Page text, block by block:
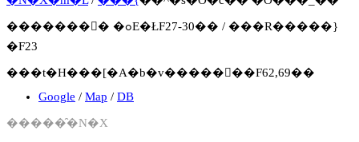
�������񍐏� �ߋE�ŁF27-30�� / ���R�����}
�F23
���t�H���[�A�b�v�����񍐏��F62,69��
Google / Map / DB
�����̑�N�X